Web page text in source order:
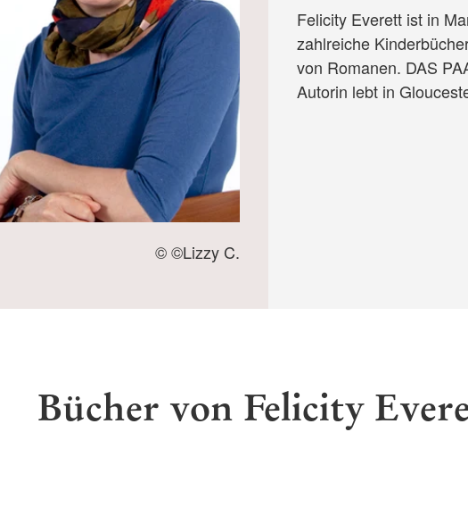
© ©Lizzy C.
Felicity Everett ist in
zahlreiche
von Romanen. DAS
Autorin lebt in
Bücher von Felicity